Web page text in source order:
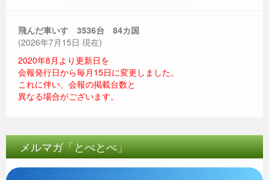
飛んだ車いす 3536台 84カ国
(2026年7月15日 現在)
2020年8月より更新日を
会報発行日から毎月15日に変更しました。
これに伴い、会報の掲載台数と
異なる場合がございます。
メルマガ「とべとべ」